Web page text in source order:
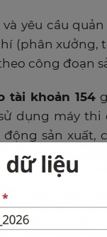
yêu cầu
(phân
công đoạn
tài khoản 154
dụng máy thi
sản xuất,
xuất chung
bình
bình thường